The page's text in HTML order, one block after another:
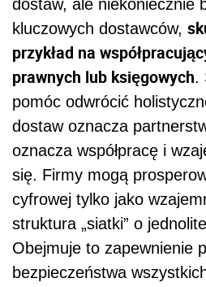
dostaw, ale niekoniecznie
kluczowych dostawców,
przykład na
prawnych lub księgowych.
pomóc odwrócić
dostaw oznacza
oznacza współpracę i
się. Firmy mogą
cyfrowej tylko jako
struktura „siatki” o
Obejmuje to zapewnienie
bezpieczeństwa